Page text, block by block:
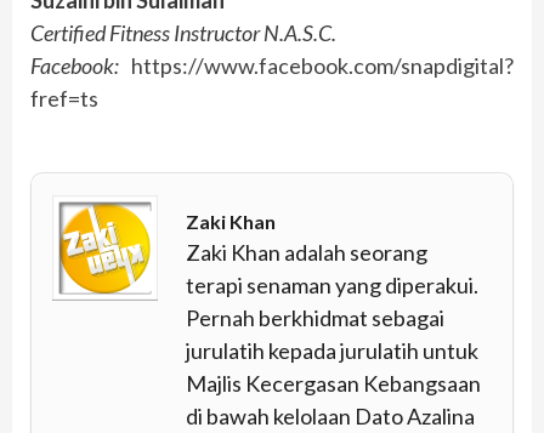
Certified Fitness Instructor N.A.S.C.
Facebook: https://www.facebook.com/snapdigital?
fref=ts
Zaki Khan
Zaki Khan adalah seorang
terapi senaman yang diperakui.
Pernah berkhidmat sebagai
jurulatih kepada jurulatih untuk
Majlis Kecergasan Kebangsaan
di bawah kelolaan Dato Azalina